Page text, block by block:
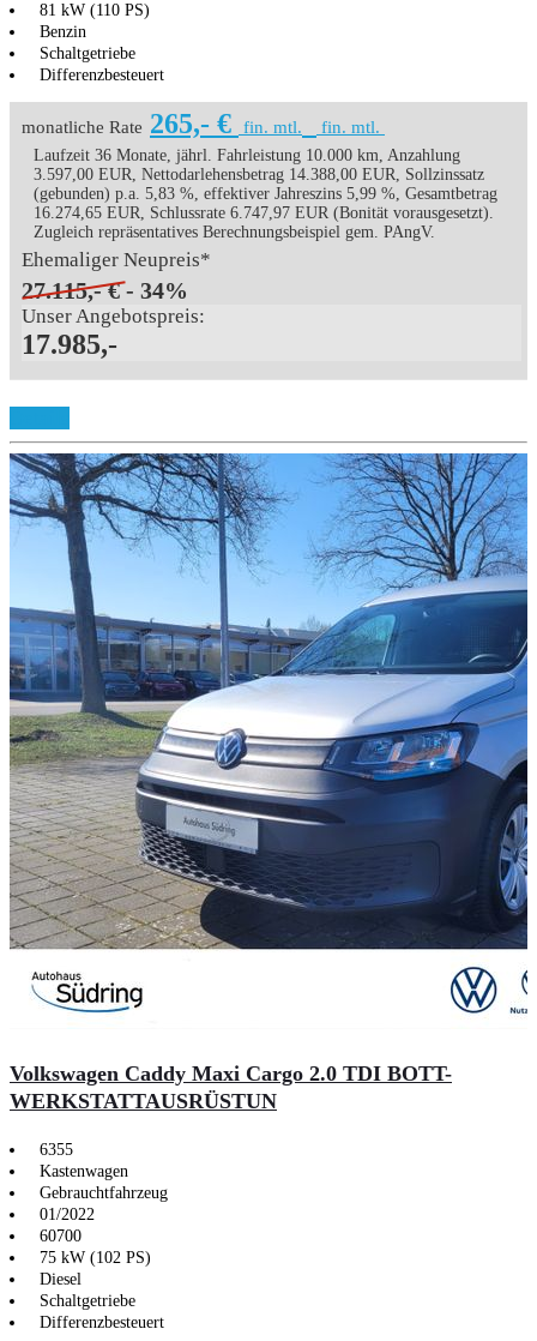
81 kW (110 PS)
Benzin
Schaltgetriebe
Differenzbesteuert
monatliche Rate 265,- € fin. mtl. fin. mtl.
Laufzeit 36 Monate, jährl. Fahrleistung 10.000 km, Anzahlung
3.597,00 EUR, Nettodarlehensbetrag 14.388,00 EUR, Sollzinssatz
(gebunden) p.a. 5,83 %, effektiver Jahreszins 5,99 %, Gesamtbetrag
16.274,65 EUR, Schlussrate 6.747,97 EUR (Bonität vorausgesetzt).
Zugleich repräsentatives Berechnungsbeispiel gem. PAngV.
Ehemaliger Neupreis*
27.115,- € - 34%
Unser Angebotspreis:
17.985,-
Volkswagen Caddy Maxi Cargo 2.0 TDI BOTT-
WERKSTATTAUSRÜSTUN
6355
Kastenwagen
Gebrauchtfahrzeug
01/2022
60700
75 kW (102 PS)
Diesel
Schaltgetriebe
Differenzbesteuert